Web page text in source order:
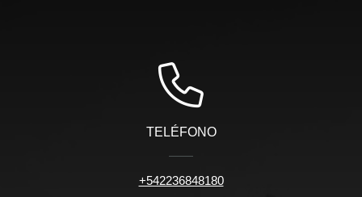
TELÉFONO
+542236848180